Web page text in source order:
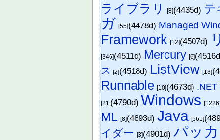
ライブラリ
[8](4435d) テ
ガ [55](4478d) Managed
Framework [12](4507d)
[346](4511d) Mercury [6]
ス [2](4518d) ListView [13]
Runnable [10](4673d) .NET
[21](4790d) Windows
ML [8](4893d)Java [661]
イダー [3](4901d)パッ